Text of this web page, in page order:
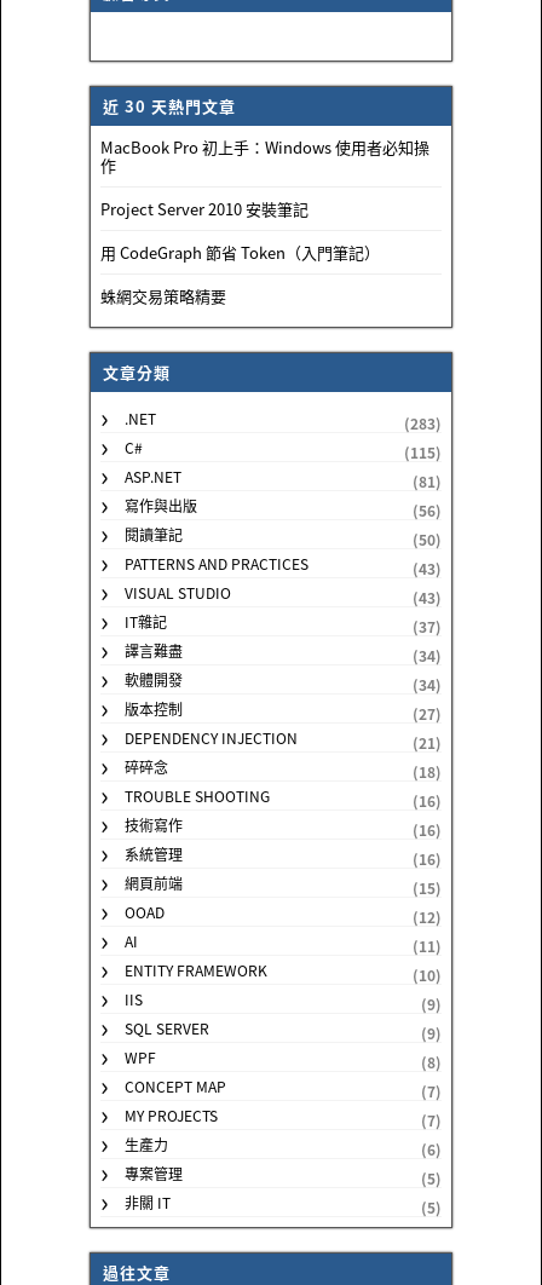
近 30 天熱門文章
MacBook Pro 初上手：Windows 使用者必知操
作
Project Server 2010 安裝筆記
用 CodeGraph 節省 Token（入門筆記）
蛛網交易策略精要
文章分類
.NET
(283)
C#
(115)
ASP.NET
(81)
寫作與出版
(56)
閱讀筆記
(50)
PATTERNS AND PRACTICES
(43)
VISUAL STUDIO
(43)
IT雜記
(37)
譯言難盡
(34)
軟體開發
(34)
版本控制
(27)
DEPENDENCY INJECTION
(21)
碎碎念
(18)
TROUBLE SHOOTING
(16)
技術寫作
(16)
系統管理
(16)
網頁前端
(15)
OOAD
(12)
AI
(11)
ENTITY FRAMEWORK
(10)
IIS
(9)
SQL SERVER
(9)
WPF
(8)
CONCEPT MAP
(7)
MY PROJECTS
(7)
生產力
(6)
專案管理
(5)
非關 IT
(5)
過往文章